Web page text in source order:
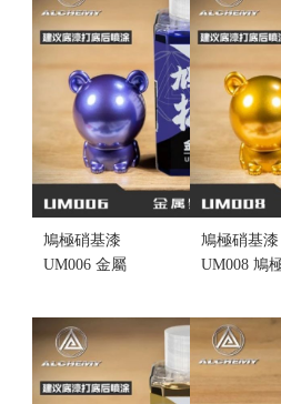
售價:175
鳩極硝基漆
UM006 金屬
(不挑盒況)
售價:175
鳩極硝基漆
UM008 鳩
(不挑盒況)
售價:175